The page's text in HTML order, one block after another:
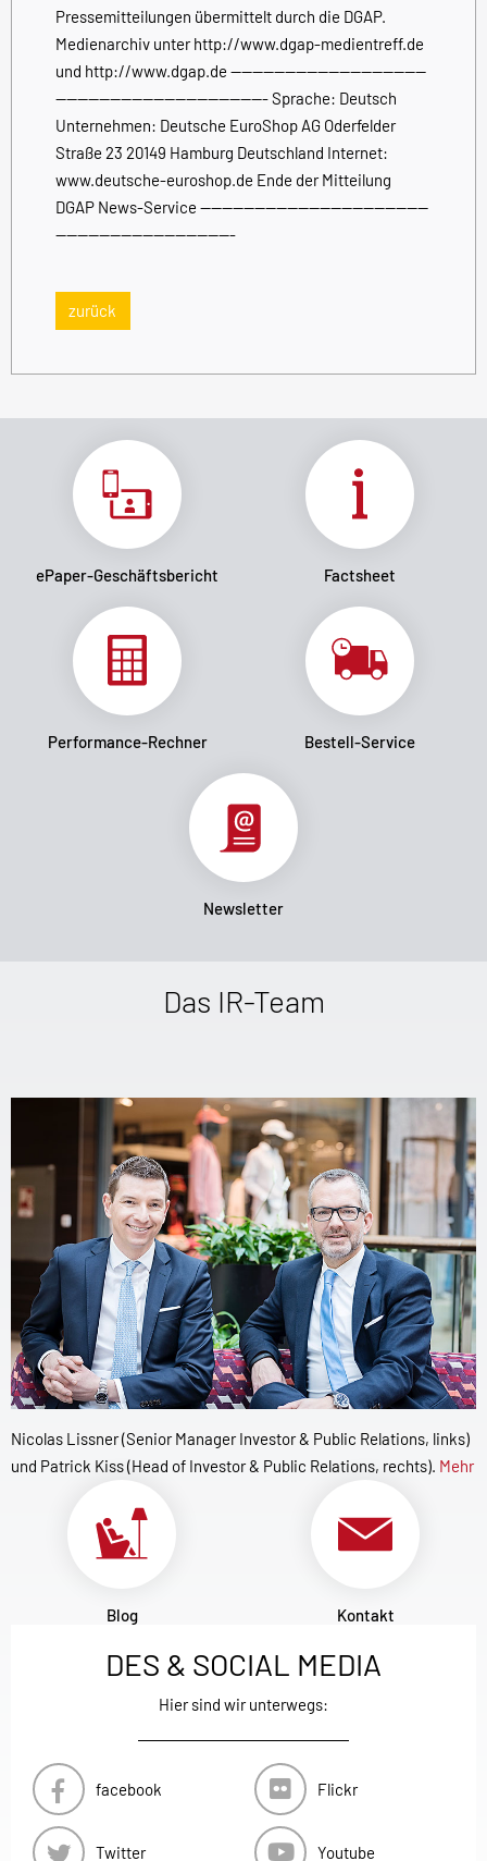
Pressemitteilungen übermittelt durch die DGAP.
Medienarchiv unter http://www.dgap-medientreff.de
und http://www.dgap.de ------------------------------------
--------------------------------------- Sprache: Deutsch
Unternehmen: Deutsche EuroShop AG Oderfelder
Straße 23 20149 Hamburg Deutschland Internet:
www.deutsche-euroshop.de Ende der Mitteilung
DGAP News-Service ------------------------------------------
---------------------------------
zurück
ePaper-Geschäftsbericht Factsheet
Performance-Rechner Bestell-Service
Newsletter
Das IR-Team
Nicolas Lissner (Senior Manager Investor & Public Relations, links)
und Patrick Kiss (Head of Investor & Public Relations, rechts). Mehr
Blog Kontakt
DES & SOCIAL MEDIA
Hier sind wir unterwegs:
facebook
Twitter
Flickr
Youtube